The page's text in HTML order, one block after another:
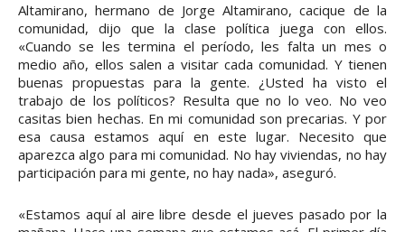
Altamirano, hermano de Jorge Altamirano, cacique de la
comunidad, dijo que la clase política juega con ellos.
«Cuando se les termina el período, les falta un mes o
medio año, ellos salen a visitar cada comunidad. Y tienen
buenas propuestas para la gente. ¿Usted ha visto el
trabajo de los políticos? Resulta que no lo veo. No veo
casitas bien hechas. En mi comunidad son precarias. Y por
esa causa estamos aquí en este lugar. Necesito que
aparezca algo para mi comunidad. No hay viviendas, no hay
participación para mi gente, no hay nada», aseguró.
«Estamos aquí al aire libre desde el jueves pasado por la